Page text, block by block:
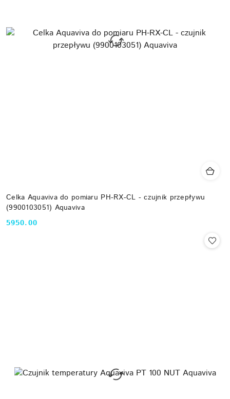
Celka Aquaviva do pomiaru PH-RX-CL - czujnik przepływu
(9900103051) Aquaviva
Cena:
5950.00